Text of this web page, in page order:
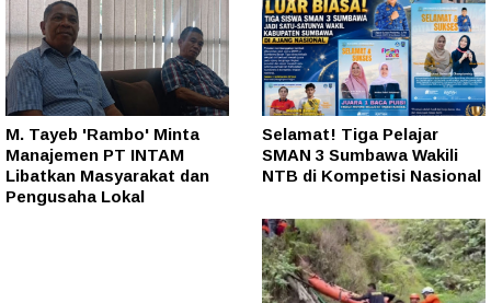
M. Tayeb 'Rambo' Minta
Manajemen PT INTAM
Libatkan Masyarakat dan
Pengusaha Lokal
Selamat! Tiga Pelajar
SMAN 3 Sumbawa Wakili
NTB di Kompetisi Nasional